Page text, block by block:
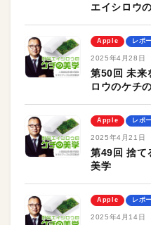
エイシロウ
Apple レポ
2025年4月28日
第50回 未来
ロウのケチ
Apple レポ
2025年4月21日
第49回 捨て
美学
Apple レポ
2025年4月14日